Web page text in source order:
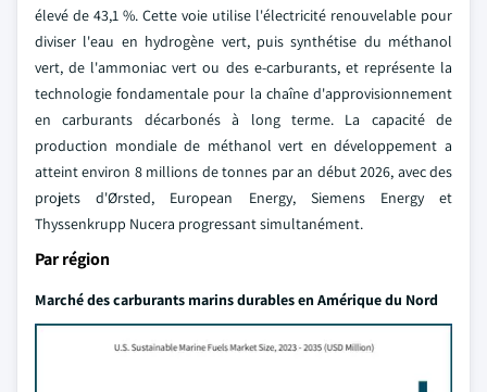
élevé de 43,1 %. Cette voie utilise l'électricité renouvelable pour
diviser l'eau en hydrogène vert, puis synthétise du méthanol
vert, de l'ammoniac vert ou des e-carburants, et représente la
technologie fondamentale pour la chaîne d'approvisionnement
en carburants décarbonés à long terme. La capacité de
production mondiale de méthanol vert en développement a
atteint environ 8 millions de tonnes par an début 2026, avec des
projets d'Ørsted, European Energy, Siemens Energy et
Thyssenkrupp Nucera progressant simultanément.
Par région
Marché des carburants marins durables en Amérique du Nord